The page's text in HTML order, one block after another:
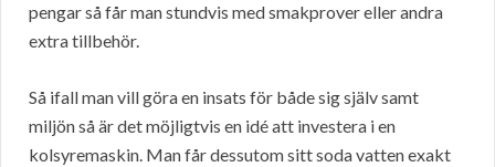
pengar så får man stundvis med smakprover eller andra
extra tillbehör.
Så ifall man vill göra en insats för både sig själv samt
miljön så är det möjligtvis en idé att investera i en
kolsyremaskin. Man får dessutom sitt soda vatten exakt